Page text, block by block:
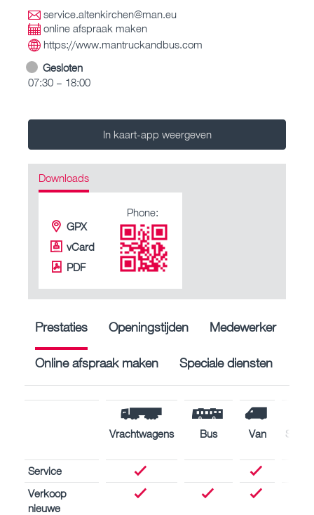
service.altenkirchen@man.eu
online afspraak maken
https://www.mantruckandbus.com
Gesloten
07:30 – 18:00
In kaart-app weergeven
Downloads
GPX
vCard
PDF
Phone:
Prestaties Openingstijden Medewerker
Online afspraak maken Speciale diensten
Vrachtwagens Bus Van
Service
Verkoop
nieuwe